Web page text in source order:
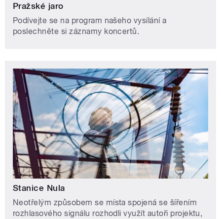
Pražské jaro
Podívejte se na program našeho vysílání a
poslechněte si záznamy koncertů.
Stanice Nula
Neotřelým způsobem se místa spojená se šířením
rozhlasového signálu rozhodli využít autoři projektu,